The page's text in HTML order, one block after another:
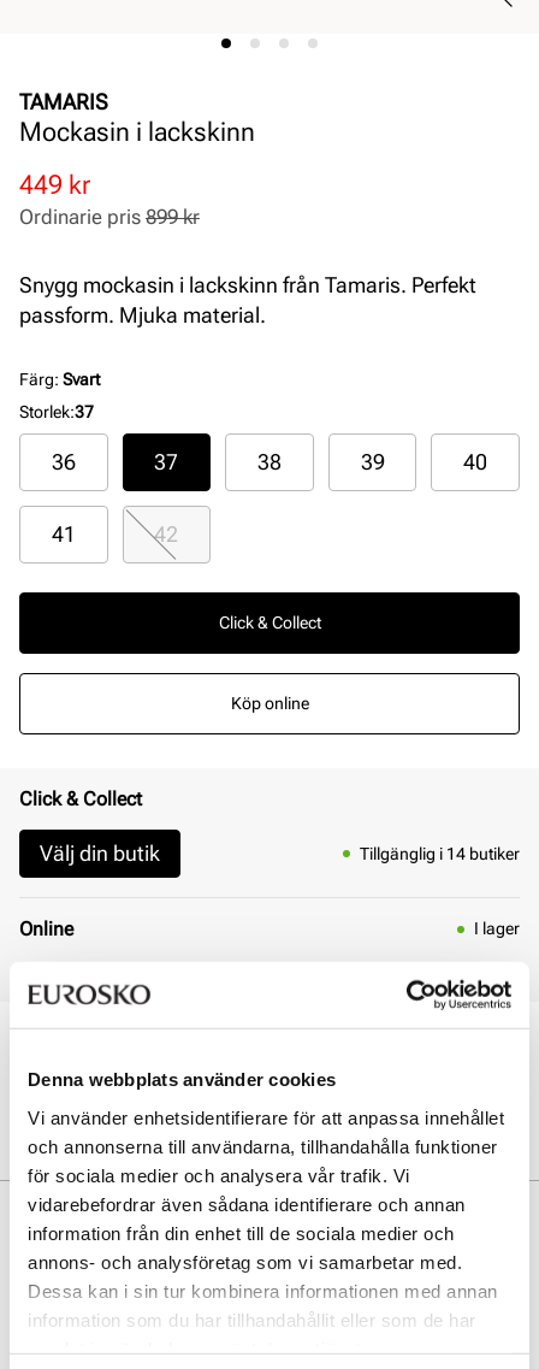
Denna webbplats använder cookies
Vi använder enhetsidentifierare för att anpassa innehållet
och annonserna till användarna, tillhandahålla funktioner
för sociala medier och analysera vår trafik. Vi
vidarebefordrar även sådana identifierare och annan
information från din enhet till de sociala medier och
annons- och analysföretag som vi samarbetar med.
Dessa kan i sin tur kombinera informationen med annan
information som du har tillhandahållit eller som de har
TAMARIS
Mockasin i lackskinn
Rabatterat
pris
449 kr
Ordinarie
pris
Ordinarie pris 899 kr
Snygg mockasin i lackskinn från Tamaris. Perfekt
passform. Mjuka material.
Färg: Svart
Storlek:37
36 37 38 39 40
41 42
Click & Collect
Köp online
Click & Collect
Välj din butik Tillgänglig i 14 butiker
Online I lager
Leverans 3-7 dagar
Gratis retur i butik
Beskrivning
Snygg mockasin i lackskinn från Tamaris. Perfekt passform. Mjuka
material.
Art. nr33157400